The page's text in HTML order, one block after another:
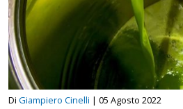
Di Giampiero Cinelli | 05 Agosto 2022